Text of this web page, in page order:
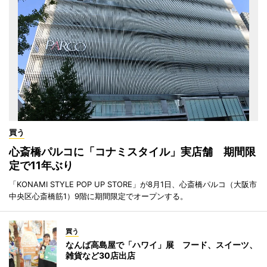
買う
心斎橋パルコに「コナミスタイル」実店舗 期間限
定で11年ぶり
「KONAMI STYLE POP UP STORE」が8月1日、心斎橋パルコ（大阪市
中央区心斎橋筋1）9階に期間限定でオープンする。
買う
なんば高島屋で「ハワイ」展 フード、スイーツ、
雑貨など30店出店